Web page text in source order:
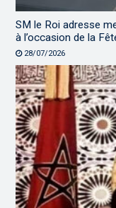
SM le Roi adresse
à l’occasion de la
28/07/2026